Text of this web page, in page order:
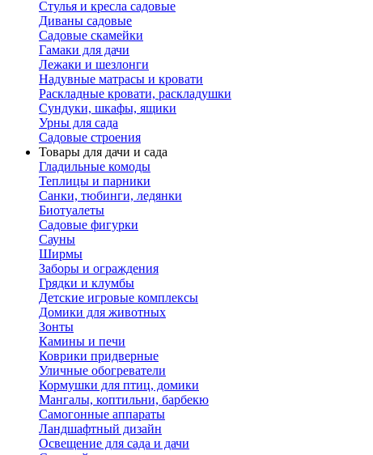
Стулья и кресла садовые
Диваны садовые
Садовые скамейки
Гамаки для дачи
Лежаки и шезлонги
Надувные матрасы и кровати
Раскладные кровати, раскладушки
Сундуки, шкафы, ящики
Урны для сада
Садовые строения
Товары для дачи и сада
Гладильные комоды
Теплицы и парники
Санки, тюбинги, ледянки
Биотуалеты
Садовые фигурки
Сауны
Ширмы
Заборы и ограждения
Грядки и клумбы
Детские игровые комплексы
Домики для животных
Зонты
Камины и печи
Коврики придверные
Уличные обогреватели
Кормушки для птиц, домики
Мангалы, коптильни, барбекю
Самогонные аппараты
Ландшафтный дизайн
Освещение для сада и дачи